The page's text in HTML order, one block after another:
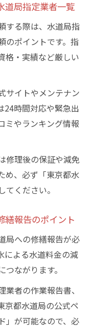
局指定業者一覧
する際は、水道局指
のポイントです。指
格・実績など厳しい
サイトやメンテナン
24時間対応や緊急出
ミやランキング情報
修理後の保証や減免
め、必ず「東京都水
ください。
報告のポイント
局への修繕報告が必
による水道料金の減
ながります。
者の作業報告書、
京都水道局の公式ペ
」が可能なので、必